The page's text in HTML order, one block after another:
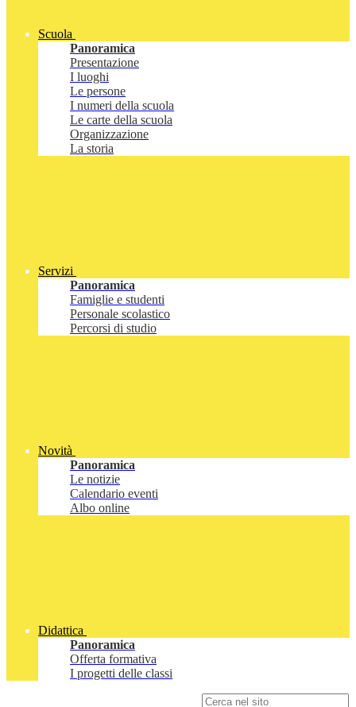
Scuola
Panoramica
Presentazione
I luoghi
Le persone
I numeri della scuola
Le carte della scuola
Organizzazione
La storia
Servizi
Panoramica
Famiglie e studenti
Personale scolastico
Percorsi di studio
Novità
Panoramica
Le notizie
Calendario eventi
Albo online
Didattica
Panoramica
Offerta formativa
I progetti delle classi